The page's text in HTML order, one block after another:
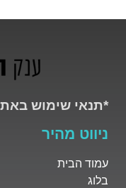
*תנאי שימוש
ניווט מהיר
עמוד הבית
בלוג